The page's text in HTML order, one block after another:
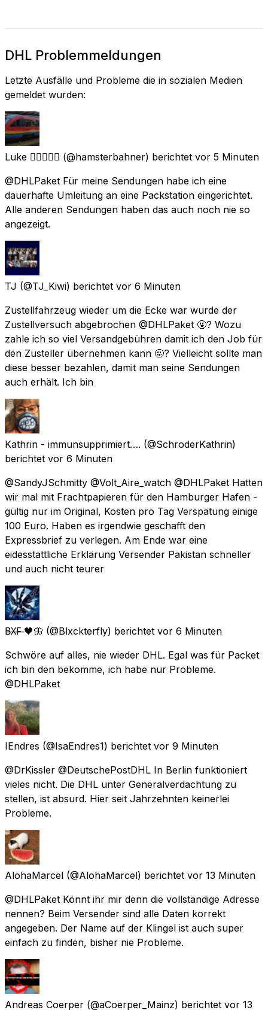
DHL Problemmeldungen
Letzte Ausfälle und Probleme die in sozialen Medien
gemeldet wurden:
Luke 🏳️‍🌈🍉🇯🇵 (@hamsterbahner) berichtet vor 5 Minuten
@DHLPaket Für meine Sendungen habe ich eine
dauerhafte Umleitung an eine Packstation eingerichtet.
Alle anderen Sendungen haben das auch noch nie so
angezeigt.
TJ (@TJ_Kiwi) berichtet vor 6 Minuten
Zustellfahrzeug wieder um die Ecke war wurde der
Zustellversuch abgebrochen @DHLPaket 🤬? Wozu
zahle ich so viel Versandgebühren damit ich den Job für
den Zusteller übernehmen kann 🤬? Vielleicht sollte man
diese besser bezahlen, damit man seine Sendungen
auch erhält. Ich bin
Kathrin - immunsupprimiert…. (@SchroderKathrin)
berichtet vor 6 Minuten
@SandyJSchmitty @Volt_Aire_watch @DHLPaket Hatten
wir mal mit Frachtpapieren für den Hamburger Hafen -
gültig nur im Original, Kosten pro Tag Verspätung einige
100 Euro. Haben es irgendwie geschafft den
Expressbrief zu verlegen. Am Ende war eine
eidesstattliche Erklärung Versender Pakistan schneller
und auch nicht teurer
B̶X̶F̶ 🖤🦋 (@Blxckterfly) berichtet vor 6 Minuten
Schwöre auf alles, nie wieder DHL. Egal was für Packet
ich bin den bekomme, ich habe nur Probleme.
@DHLPaket
IEndres (@IsaEndres1) berichtet vor 9 Minuten
@DrKissler @DeutschePostDHL In Berlin funktioniert
vieles nicht. Die DHL unter Generalverdachtung zu
stellen, ist absurd. Hier seit Jahrzehnten keinerlei
Probleme.
AlohaMarcel (@AlohaMarcel) berichtet vor 13 Minuten
@DHLPaket Könnt ihr mir denn die vollständige Adresse
nennen? Beim Versender sind alle Daten korrekt
angegeben. Der Name auf der Klingel ist auch super
einfach zu finden, bisher nie Probleme.
Andreas Coerper (@aCoerper_Mainz) berichtet vor 13